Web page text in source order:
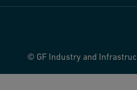
© GF Industry and